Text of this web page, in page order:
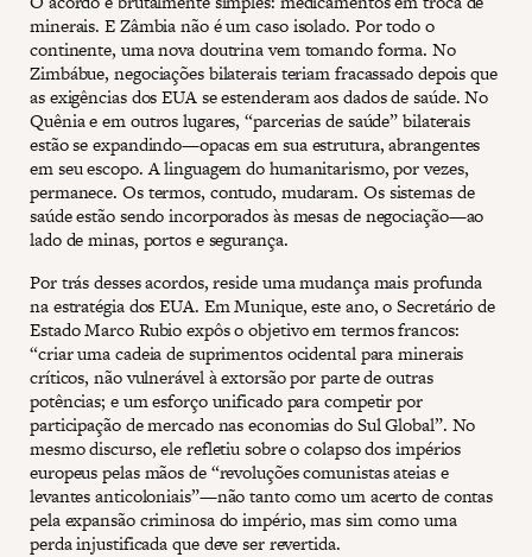
minerais. E Zâmbia não é um caso isolado. Por todo o
continente, uma nova doutrina vem tomando forma. No
Zimbábue, negociações bilaterais teriam fracassado depois que
as exigências dos EUA se estenderam aos dados de saúde. No
Quênia e em outros lugares, “parcerias de saúde” bilaterais
estão se expandindo—opacas em sua estrutura, abrangentes
em seu escopo. A linguagem do humanitarismo, por vezes,
permanece. Os termos, contudo, mudaram. Os sistemas de
saúde estão sendo incorporados às mesas de negociação—ao
lado de minas, portos e segurança.
Por trás desses acordos, reside uma mudança mais profunda
na estratégia dos EUA. Em Munique, este ano, o Secretário de
Estado Marco Rubio expôs o objetivo em termos francos:
“criar uma cadeia de suprimentos ocidental para minerais
críticos, não vulnerável à extorsão por parte de outras
potências; e um esforço unificado para competir por
participação de mercado nas economias do Sul Global”. No
mesmo discurso, ele refletiu sobre o colapso dos impérios
europeus pelas mãos de “revoluções comunistas ateias e
levantes anticoloniais”—não tanto como um acerto de contas
pela expansão criminosa do império, mas sim como uma
perda injustificada que deve ser revertida.